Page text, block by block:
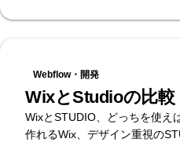
Webflow・開発
WixとStudioの比較
WixとSTUDIO、どっちを使え
作れるWix、デザイン重視の